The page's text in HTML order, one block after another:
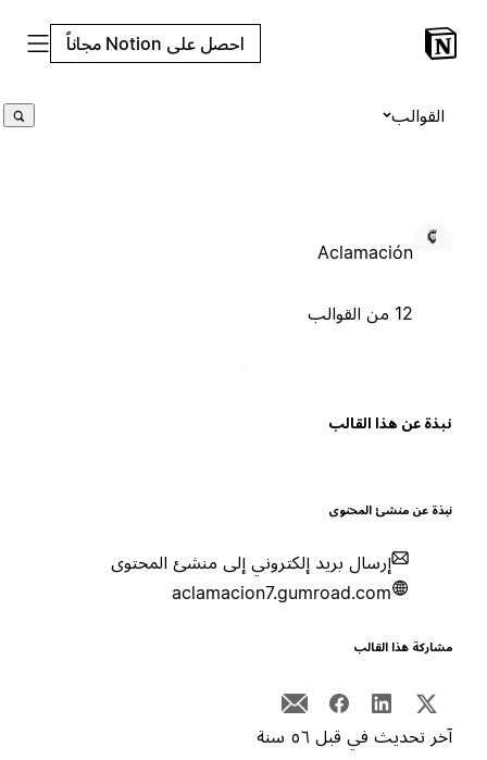
احصل على Notion مجاناً
القوالب
Aclamación
عن هذا القالب
عن منشئ المحتوى
إرسال بريد إلكتروني إلى منشئ المحتوى
aclamacion7.gumroad.com
هذا القالب
تحديث في قبل ٥٦ سنة